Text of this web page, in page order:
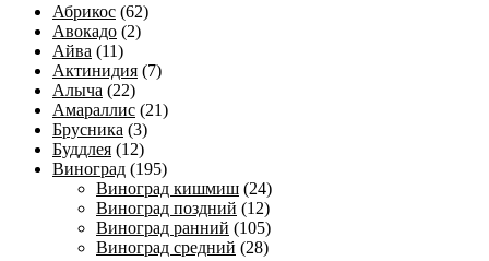
Абрикос (62)
Авокадо (2)
Айва (11)
Актинидия (7)
Алыча (22)
Амараллис (21)
Брусника (3)
Буддлея (12)
Виноград (195)
Виноград кишмиш (24)
Виноград поздний (12)
Виноград ранний (105)
Виноград средний (28)